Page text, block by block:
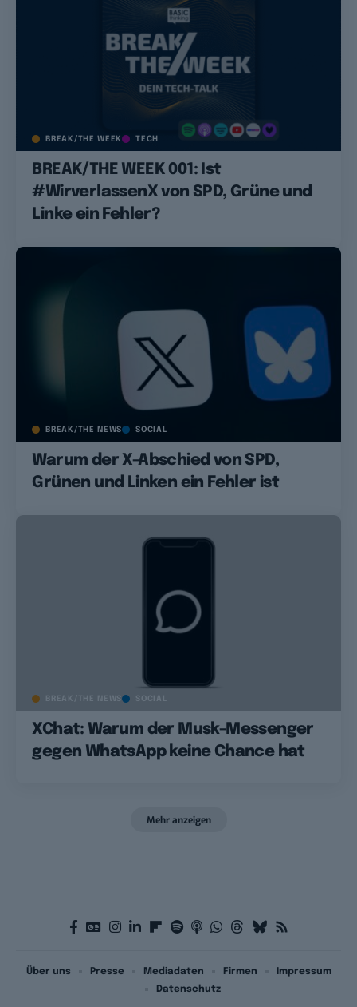
BREAK/THE WEEK TECH
BREAK/THE WEEK 001: Ist
#WirverlassenX von SPD, Grüne und
Linke ein Fehler?
BREAK/THE NEWS SOCIAL
Warum der X-Abschied von SPD,
Grünen und Linken ein Fehler ist
BREAK/THE NEWS SOCIAL
XChat: Warum der Musk-Messenger
gegen WhatsApp keine Chance hat
Mehr anzeigen
Über uns Presse Mediadaten Firmen
Impressum
Datenschutz